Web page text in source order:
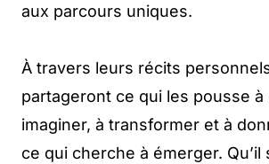
aux parcours uniques.
À travers leurs récits
partageront ce qui les pousse à
imaginer, à transformer et à
ce qui cherche à émerger. Qu’il